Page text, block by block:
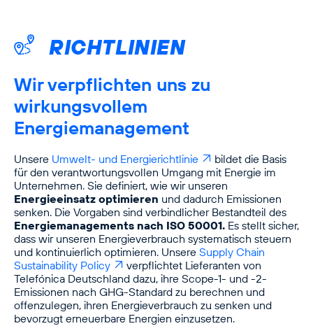
RICHTLINIEN
Wir verpflichten uns zu
wirkungsvollem
Energiemanagement
Unsere Umwelt- und Energierichtlinie
bildet die Basis
für den verantwortungs­vollen Umgang mit Energie im
Unternehmen. Sie definiert, wie wir unseren
Energieeinsatz optimieren und dadurch Emissionen
senken. Die Vorgaben sind verbindlicher Bestandteil des
Energiemanagements nach ISO 50001. Es stellt sicher,
dass wir unseren Energieverbrauch systematisch steuern
und kontinuierlich optimieren. Unsere Supply Chain
Sustainability Policy
verpflichtet Lieferanten von
Telefónica Deutschland dazu, ihre Scope-1- und -2-
Emissionen nach GHG-Standard zu berechnen und
offenzulegen, ihren Energieverbrauch zu senken und
bevorzugt erneuerbare Energien einzusetzen.